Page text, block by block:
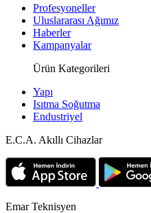
Profesyoneller
Uluslararası Ağımız
Haberler
Kampanyalar
Ürün Kategorileri
Yapı
Isıtma Soğutma
Endustriyel
E.C.A. Akıllı Cihazlar
Emar Teknisyen